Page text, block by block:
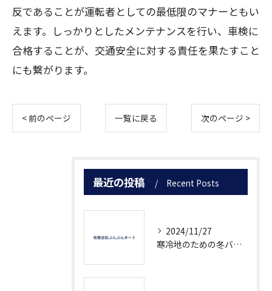
反であることが運転者としての最低限のマナーともい
えます。しっかりとしたメンテナンスを行い、車検に
合格することが、交通安全に対する責任を果たすこと
にも繋がります。
< 前のページ 一覧に戻る 次のページ >
最近の投稿 Recent Posts
2024/11/27
寒冷地のための冬バッテリー対策